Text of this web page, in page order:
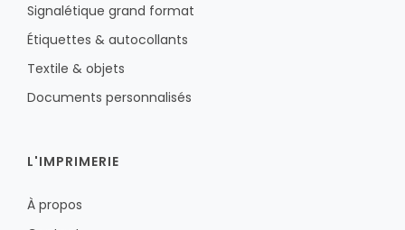
Signalétique grand format
Étiquettes & autocollants
Textile & objets
Documents personnalisés
L'IMPRIMERIE
À propos